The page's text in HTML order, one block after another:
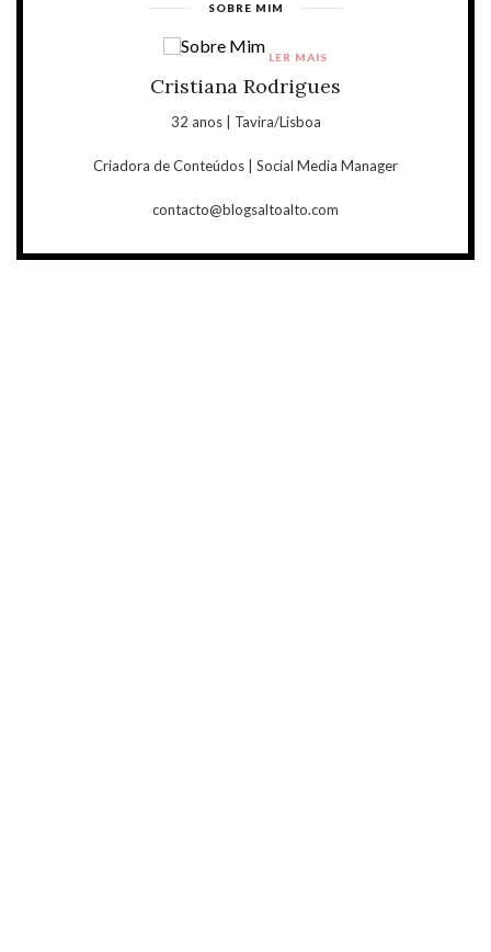
SOBRE MIM
Cristiana Rodrigues
32 anos | Tavira/Lisboa
Criadora de Conteúdos | Social Media Manager
contacto@blogsaltoalto.com
LER MAIS